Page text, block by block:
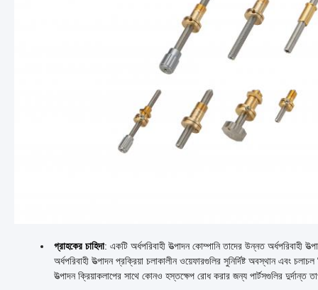
গ্রাহকের চাহিদা: একটি অর্ধপরিবাহী উত্পাদন কোম্পানি তাদের উন্নত
অর্ধপরিবাহী উত্পাদন প্রক্রিয়া চলাকালীন ওয়েফারগুলির সুনির্দিষ্ট অবস্থান এবং
উত্পাদন ক্রিয়াকলাপের সাথে কোনও হস্তক্ষেপ রোধ করার জন্য পার্টসগুলির দুর্দান্ত